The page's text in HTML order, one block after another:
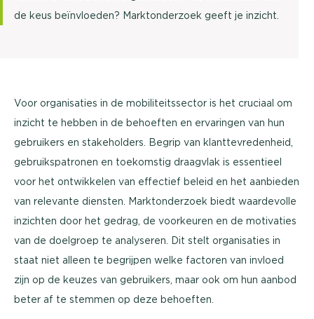
de keus beïnvloeden? Marktonderzoek geeft je inzicht.
Voor organisaties in de mobiliteitssector is het cruciaal om
inzicht te hebben in de behoeften en ervaringen van hun
gebruikers en stakeholders. Begrip van klanttevredenheid,
gebruikspatronen en toekomstig draagvlak is essentieel
voor het ontwikkelen van effectief beleid en het aanbieden
van relevante diensten. Marktonderzoek biedt waardevolle
inzichten door het gedrag, de voorkeuren en de motivaties
van de doelgroep te analyseren. Dit stelt organisaties in
staat niet alleen te begrijpen welke factoren van invloed
zijn op de keuzes van gebruikers, maar ook om hun aanbod
beter af te stemmen op deze behoeften.